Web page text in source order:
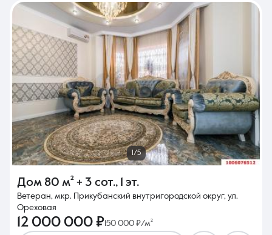
1/5
Дом 80 м² + 3 сот., 1 эт.
Ветеран, мкр. Прикубанский внутригородской округ, ул.
Ореховая
12 000 000 ₽150 000 ₽/м²